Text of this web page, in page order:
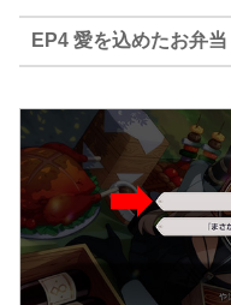
EP4 愛を込めたお弁当